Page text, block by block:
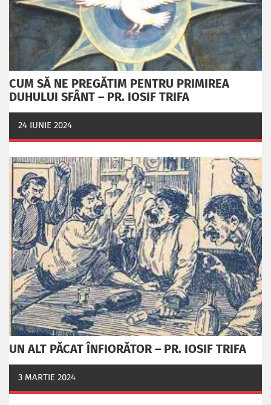
CUM SĂ NE PREGĂTIM PENTRU PRIMIREA
DUHULUI SFÂNT – PR. IOSIF TRIFA
24 IUNIE 2024
UN ALT PĂCAT ÎNFIORĂTOR – PR. IOSIF TRIFA
3 MARTIE 2024